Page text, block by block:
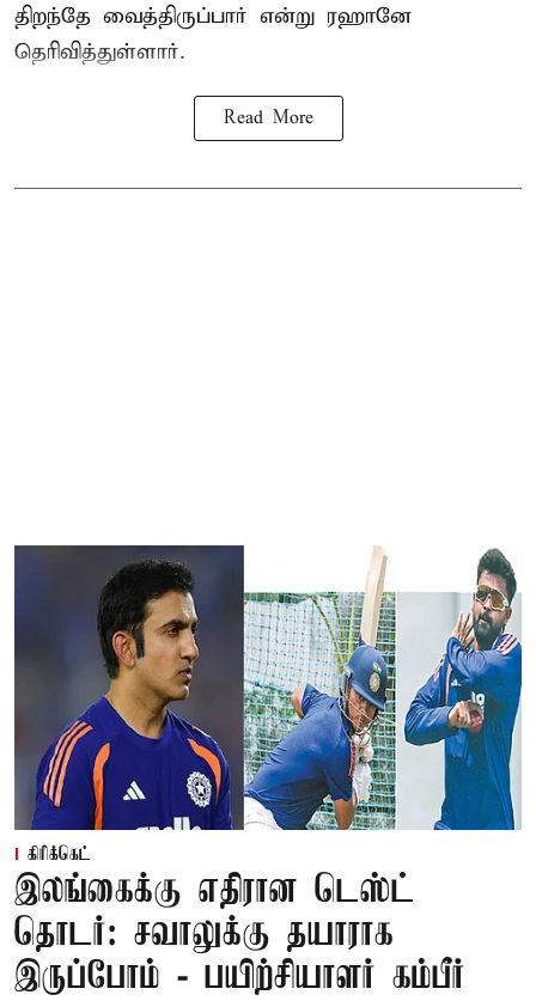
திறந்தே வைத்திருப்பார் என்று ரஹானே
தெரிவித்துள்ளார்.
Read More
கிரிக்கெட்
இலங்கைக்கு எதிரான டெஸ்ட்
தொடர்: சவாலுக்கு தயாராக
இருப்போம் - பயிற்சியாளர் கம்பீர்